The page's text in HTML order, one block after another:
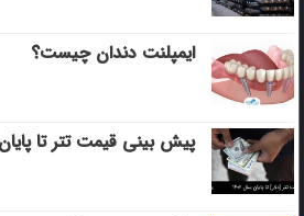
ایمپلنت دندان چیست؟
پیش بینی قیمت تتر تا پایان